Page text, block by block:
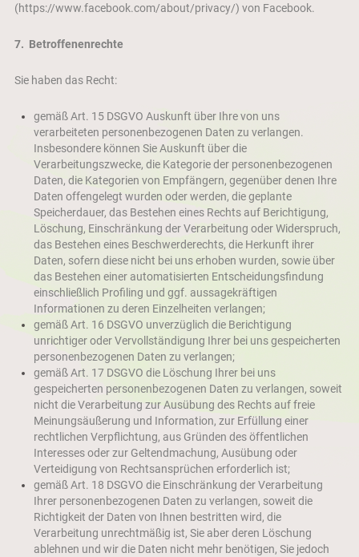
(https://www.facebook.com/about/privacy/) von Facebook.
7. Betroffenenrechte
Sie haben das Recht:
gemäß Art. 15 DSGVO Auskunft über Ihre von uns
verarbeiteten personenbezogenen Daten zu verlangen.
Insbesondere können Sie Auskunft über die
Verarbeitungszwecke, die Kategorie der personenbezogenen
Daten, die Kategorien von Empfängern, gegenüber denen Ihre
Daten offengelegt wurden oder werden, die geplante
Speicherdauer, das Bestehen eines Rechts auf Berichtigung,
Löschung, Einschränkung der Verarbeitung oder Widerspruch,
das Bestehen eines Beschwerderechts, die Herkunft ihrer
Daten, sofern diese nicht bei uns erhoben wurden, sowie über
das Bestehen einer automatisierten Entscheidungsfindung
einschließlich Profiling und ggf. aussagekräftigen
Informationen zu deren Einzelheiten verlangen;
gemäß Art. 16 DSGVO unverzüglich die Berichtigung
unrichtiger oder Vervollständigung Ihrer bei uns gespeicherten
personenbezogenen Daten zu verlangen;
gemäß Art. 17 DSGVO die Löschung Ihrer bei uns
gespeicherten personenbezogenen Daten zu verlangen, soweit
nicht die Verarbeitung zur Ausübung des Rechts auf freie
Meinungsäußerung und Information, zur Erfüllung einer
rechtlichen Verpflichtung, aus Gründen des öffentlichen
Interesses oder zur Geltendmachung, Ausübung oder
Verteidigung von Rechtsansprüchen erforderlich ist;
gemäß Art. 18 DSGVO die Einschränkung der Verarbeitung
Ihrer personenbezogenen Daten zu verlangen, soweit die
Richtigkeit der Daten von Ihnen bestritten wird, die
Verarbeitung unrechtmäßig ist, Sie aber deren Löschung
ablehnen und wir die Daten nicht mehr benötigen, Sie jedoch